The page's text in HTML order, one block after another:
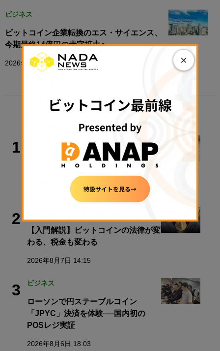
ビジネス
ビットコイン企業転換のエス・サイエンス、
今期最終14億円の赤字拡大へ
2026年1月22日 12:44
1
金融庁、暗号資産新課のトップに安富
2026年8月7日 17:26
2
【入門解説】ビットコインの法律が変
わる、税金も変わる
2026年8月7日 14:15
3 ビジネス
ローソンで円ステーブルコイン
「JPYC」決済を体験──国内初の
POSレジ実証
2026年8月6日 18:03
×